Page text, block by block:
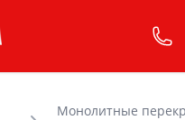
Монолитные